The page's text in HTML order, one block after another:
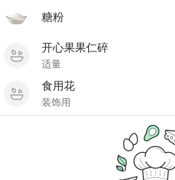
糖粉
开心果果仁碎
适量
食用花
装饰用